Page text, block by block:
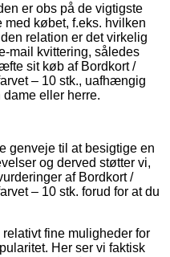
er obs på de vigtigste
købet, f.eks. hvilken
relation er det virkelig
mail kvittering, således
sit køb af Bordkort /
– 10 stk., uafhængig
eller herre.
genveje til at besigtige en
og derved støtter vi,
af Bordkort /
– 10 stk. forud for at du
fine muligheder for
Her ser vi faktisk